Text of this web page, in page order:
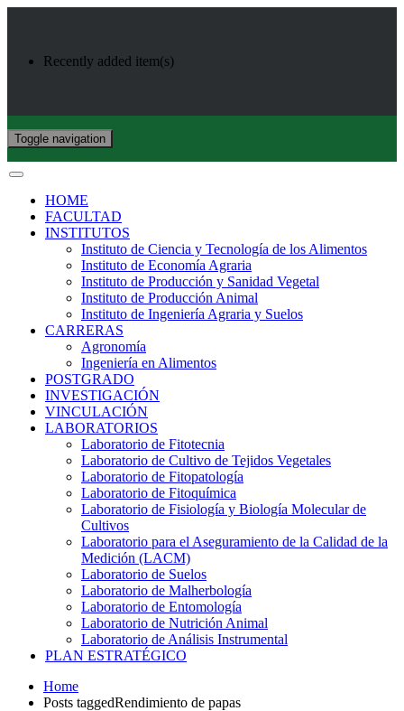
Recently added item(s)
Toggle navigation
HOME
FACULTAD
INSTITUTOS
Instituto de Ciencia y Tecnología de los Alimentos
Instituto de Economía Agraria
Instituto de Producción y Sanidad Vegetal
Instituto de Producción Animal
Instituto de Ingeniería Agraria y Suelos
CARRERAS
Agronomía
Ingeniería en Alimentos
POSTGRADO
INVESTIGACIÓN
VINCULACIÓN
LABORATORIOS
Laboratorio de Fitotecnia
Laboratorio de Cultivo de Tejidos Vegetales
Laboratorio de Fitopatología
Laboratorio de Fitoquímica
Laboratorio de Fisiología y Biología Molecular de
Cultivos
Laboratorio para el Aseguramiento de la Calidad de la
Medición (LACM)
Laboratorio de Suelos
Laboratorio de Malherbología
Laboratorio de Entomología
Laboratorio de Nutrición Animal
Laboratorio de Análisis Instrumental
PLAN ESTRATÉGICO
Home
Posts taggedRendimiento de papas